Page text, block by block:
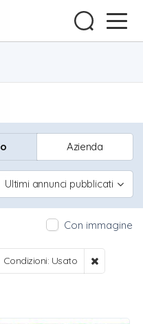
Azienda
Ultimi annunci pubblicati
Con immagine
Condizioni: Usato